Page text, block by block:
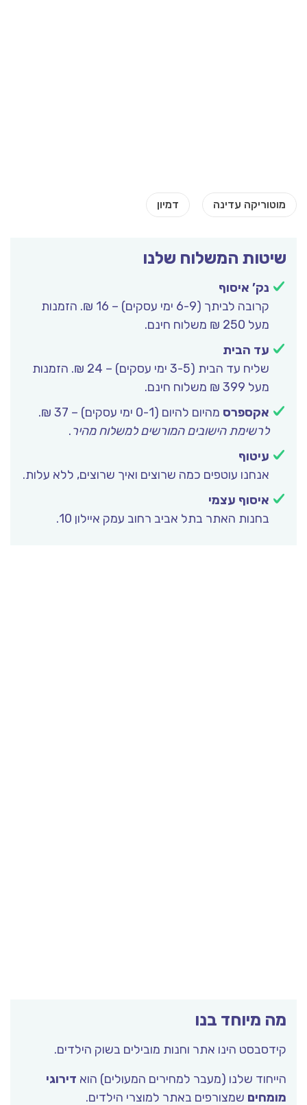
שיטות המשלוח שלנו
נק’ איסוף
קרובה לביתך (6-9 ימי עסקים) – 16 ₪. הזמנות
מעל 250 ₪ משלוח חינם.
עד הבית
שליח עד הבית (3-5 ימי עסקים) – 24 ₪. הזמנות
מעל 399 ₪ משלוח חינם.
אקספרס מהיום להיום (0-1 ימי עסקים) – 37 ₪.
לרשימת הישובים המורשים למשלוח מהיר.
עיטוף
אנחנו עוטפים כמה שרוצים ואיך שרוצים, ללא עלות.
איסוף עצמי
בחנות האתר בתל אביב רחוב עמק איילון 10.
מה מיוחד בנו
קידסבסט הינו אתר וחנות מובילים בשוק הילדים.
הייחוד שלנו (מעבר למחירים המעולים) הוא דירוגי
מומחים שמצורפים באתר למוצרי הילדים.